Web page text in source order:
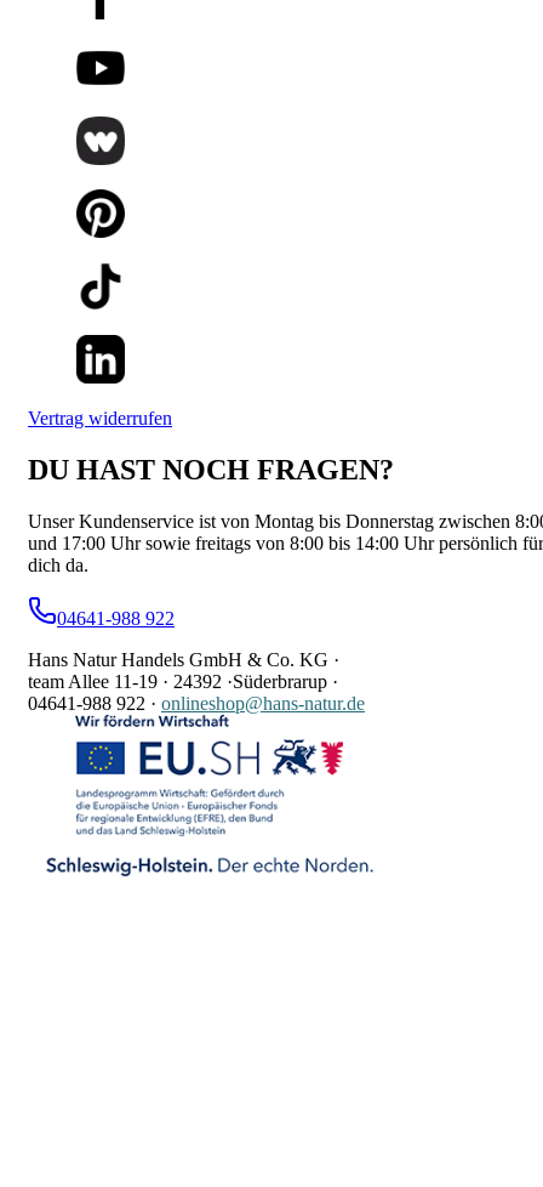
Vertrag widerrufen
DU HAST NOCH FRAGEN?
Unser Kundenservice ist von Montag bis Donnerstag zwischen
und 17:00 Uhr sowie freitags von 8:00 bis 14:00 Uhr persönlich für
dich da.
04641-988 922
Hans Natur Handels GmbH & Co. KG ·
team Allee 11-19 · 24392 ·Süderbrarup ·
04641-988 922 · onlineshop@hans-natur.de